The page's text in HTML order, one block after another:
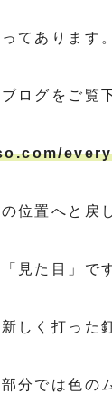
てあります。
ログをご覧
位置へと戻
見た目」で
しく打った
分では色の